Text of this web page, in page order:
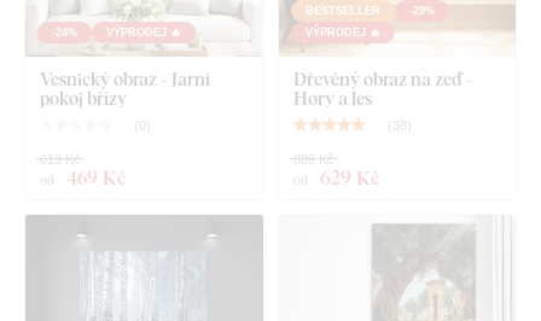
-24% VÝPRODEJ 🔥
Vesnický obraz - Jarní
pokoj břízy
( 0)
od 469 Kč
619 Kč
BESTSELLER
-29%
VÝPRODEJ 🔥
Dřevěný obraz na zeď -
Hory a les
( 38 )
od 629 Kč
889 Kč